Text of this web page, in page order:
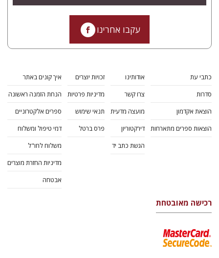
עקבו אחרינו
כתבי עת
סדרות
הוצאת אקדמון
הוצאות ספרים מתארחות
אודותינו
צרו קשר
מועצה מדעית
דירקטוריון
הגשת כתב יד
זכויות יוצרים
מדיניות פרטיות
תנאי שימוש
פרס ברטל
איך קונים באתר
הנחת הזמנה ראשונה
ספרים אלקטרוניים
דמי טיפול ומשלוח
משלוח לחו"ל
מדיניות החזרת מוצרים
אבטחה
רכישה מאובטחת